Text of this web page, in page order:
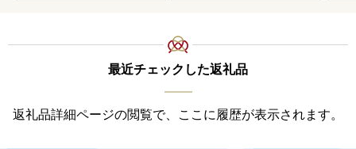
最近チェックした返礼品
返礼品詳細ページの閲覧で、ここに履歴が表示されます。